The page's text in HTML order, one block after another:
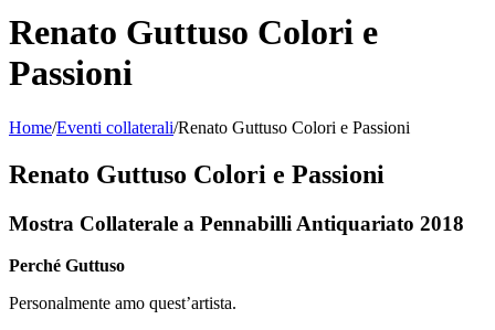
Renato Guttuso Colori e
Passioni
Home/Eventi collaterali/Renato Guttuso Colori e Passioni
Renato Guttuso Colori e Passioni
Mostra Collaterale a Pennabilli Antiquariato 2018
Perché Guttuso
Personalmente amo quest’artista.